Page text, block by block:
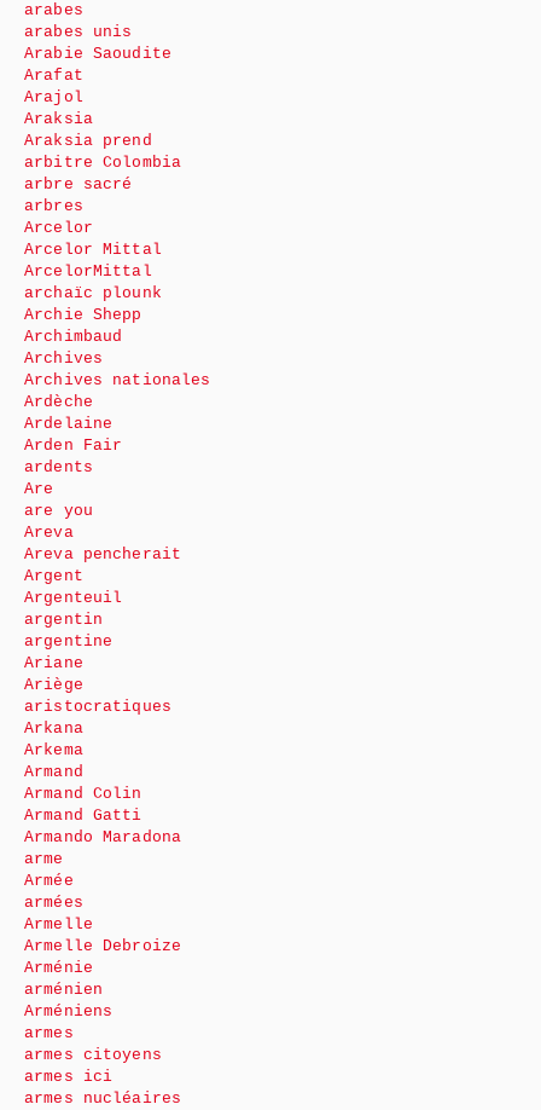
arabes
arabes unis
Arabie Saoudite
Arafat
Arajol
Araksia
Araksia prend
arbitre Colombia
arbre sacré
arbres
Arcelor
Arcelor Mittal
ArcelorMittal
archaïc plounk
Archie Shepp
Archimbaud
Archives
Archives nationales
Ardèche
Ardelaine
Arden Fair
ardents
Are
are you
Areva
Areva pencherait
Argent
Argenteuil
argentin
argentine
Ariane
Ariège
aristocratiques
Arkana
Arkema
Armand
Armand Colin
Armand Gatti
Armando Maradona
arme
Armée
armées
Armelle
Armelle Debroize
Arménie
arménien
Arméniens
armes
armes citoyens
armes ici
armes nucléaires